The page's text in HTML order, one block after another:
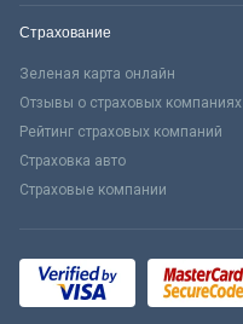
Страхование
Зеленая карта онлайн
Отзывы о страховых компаниях
Рейтинг страховых компаний
Страховка авто
Страховые компании